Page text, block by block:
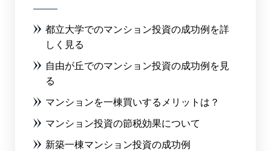
都立大学でのマンション投資の成功例を詳
しく見る
自由が丘でのマンション投資の成功例を見
る
マンションを一棟買いするメリットは？
マンション投資の節税効果について
新築一棟マンション投資の成功例